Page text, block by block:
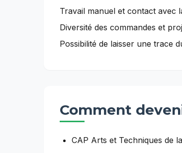
Travail manuel et contact avec
Diversité des commandes et
Possibilité de laisser une trace
Comment
CAP Arts et Techniques de